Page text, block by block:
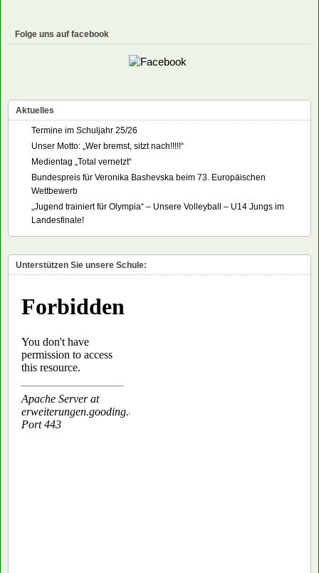
Folge uns auf facebook
Aktuelles
Termine im Schuljahr 25/26
Unser Motto: „Wer bremst, sitzt nach!!!!!“
Medientag „Total vernetzt“
Bundespreis für Veronika Bashevska beim 73. Europäischen
Wettbewerb
„Jugend trainiert für Olympia“ – Unsere Volleyball – U14 Jungs im
Landesfinale!
Unterstützen Sie unsere Schule: